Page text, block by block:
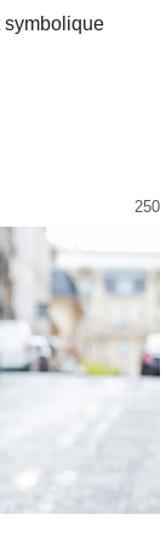
symbolique
250